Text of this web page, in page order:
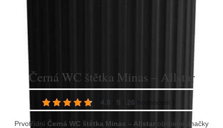
Černá WC štětka Minas – Allstar
4.8 5 26 hodnocení
Prvotřídní Černá WC štětka Minas – Allstar oblíbené značky